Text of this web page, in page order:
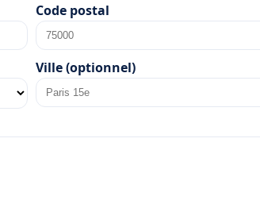
Code postal
Ville (optionnel)